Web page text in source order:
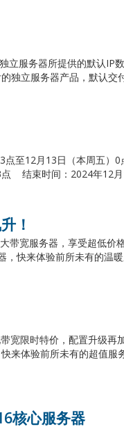
服务器所提供的默认IP
独立服务器产品，默认
至12月13日（本周五）
结束时间：2024年12月
！
宽服务器，享受超低价
快来体验前所未有的温
限时特价，配置升级再
来体验前所未有的超值
核心服务器